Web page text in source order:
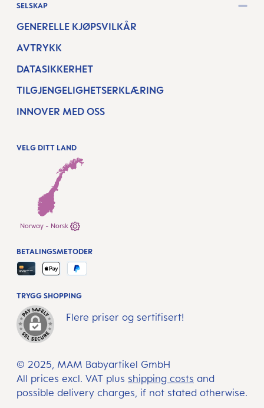
SELSKAP
GENERELLE KJØPSVILKÅR
AVTRYKK
DATASIKKERHET
TILGJENGELIGHETSERKLÆRING
INNOVER MED OSS
VELG DITT LAND
Norway - Norsk
© 2025, MAM Babyartikel GmbH
All prices excl. VAT plus shipping costs and
possible delivery charges, if not stated otherwise.
TRYGG SHOPPING
Flere priser og sertifisert!
BETALINGSMETODER